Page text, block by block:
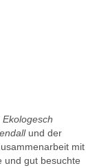
Ekologesch
und der
mit
und gut besuchte